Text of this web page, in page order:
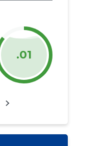
.01